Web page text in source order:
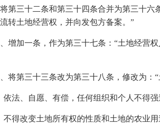
第三十二条和第三十四条合并为第三十
转土地经营权，并向发包方备案。”
增加一条，作为第三十七条：“土地经营
将第三十三条改为第三十八条，修改为：
依法、自愿、有偿，任何组织和个人不得
不得改变土地所有权的性质和土地的农业